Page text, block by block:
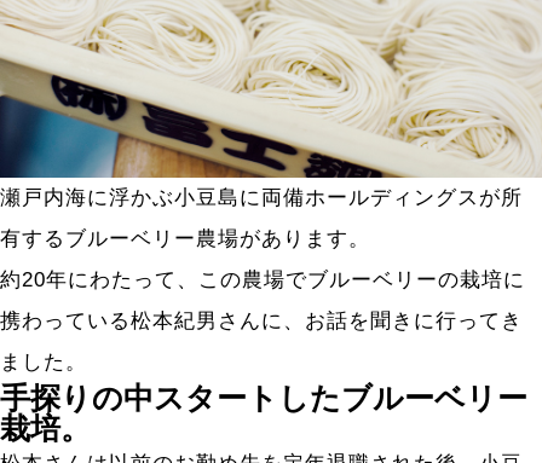
瀬戸内海に浮かぶ小豆島に両備ホールディングスが所
有するブルーベリー農場があります。
約20年にわたって、この農場でブルーベリーの栽培に
携わっている松本紀男さんに、お話を聞きに行ってき
ました。
手探りの中スタートしたブルーベリー
栽培。